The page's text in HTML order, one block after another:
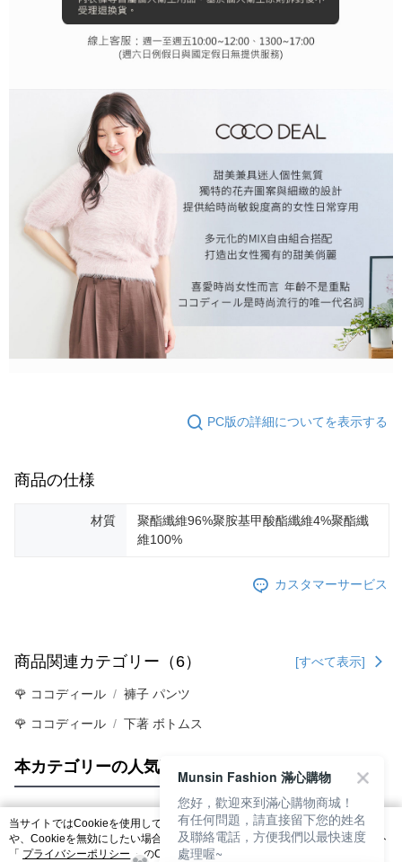
PC版の詳細についてを表示する
商品の仕様
材質
聚酯纖維96%聚胺基甲酸酯纖維4%聚酯纖
維100%
カスタマーサービス
商品関連カテゴリー（6） [すべて表示]
🌹 ココディール 褲子 パンツ
🌹 ココディール 下著 ボトムス
本カテゴリーの人気商品 サイト全体のランキング
人気タグ
当サイトではCookieを使用しています。当サイトのCookie使用に関する詳細
や、Cookieを無効にしたい場合のブラウザでの設定方法については、当サイト
「 プライバシーポリシー 」のCookieポリシーをご参照ください。お客さま
Munsin Fashion 滿心購物
您好，歡迎來到滿心購物商城！
有任何問題，請直接留下您的姓名
及聯絡電話，方便我們以最快速度
處理喔~